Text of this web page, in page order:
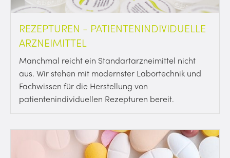
REZEPTUREN - PATIENTENINDIVIDUELLE
ARZNEIMITTEL
Manchmal reicht ein Standartarzneimittel nicht
aus. Wir stehen mit modernster Labortechnik und
Fachwissen für die Herstellung von
patientenindividuellen Rezepturen bereit.